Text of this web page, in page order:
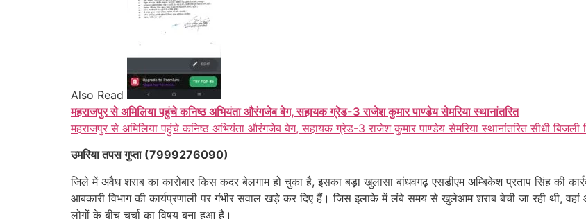
Also Read
महराजपुर से अमिलिया पहुंचे कनिष्ठ अभियंता औरंगजेब बेग, सहायक ग्रेड-3 राजेश कुमार पाण्डेय सेमरिया स्थानांतरित
महराजपुर से अमिलिया पहुंचे कनिष्ठ अभियंता औरंगजेब बेग, सहायक ग्रेड-3 राजेश कुमार पाण्डेय सेमरिया स्थानांतरित सीधी बिजली
उमरिया तपस गुप्ता (7999276090)
जिले में अवैध शराब का कारोबार किस कदर बेलगाम हो चुका है, इसका बड़ा खुलासा बांधवगढ़ एसडीएम अम्बिकेश प्रताप सिंह की
आबकारी विभाग की कार्यप्रणाली पर गंभीर सवाल खड़े कर दिए हैं। जिस इलाके में लंबे समय से खुलेआम शराब बेची जा रही थी,
लोगों के बीच चर्चा का विषय बना हुआ है।